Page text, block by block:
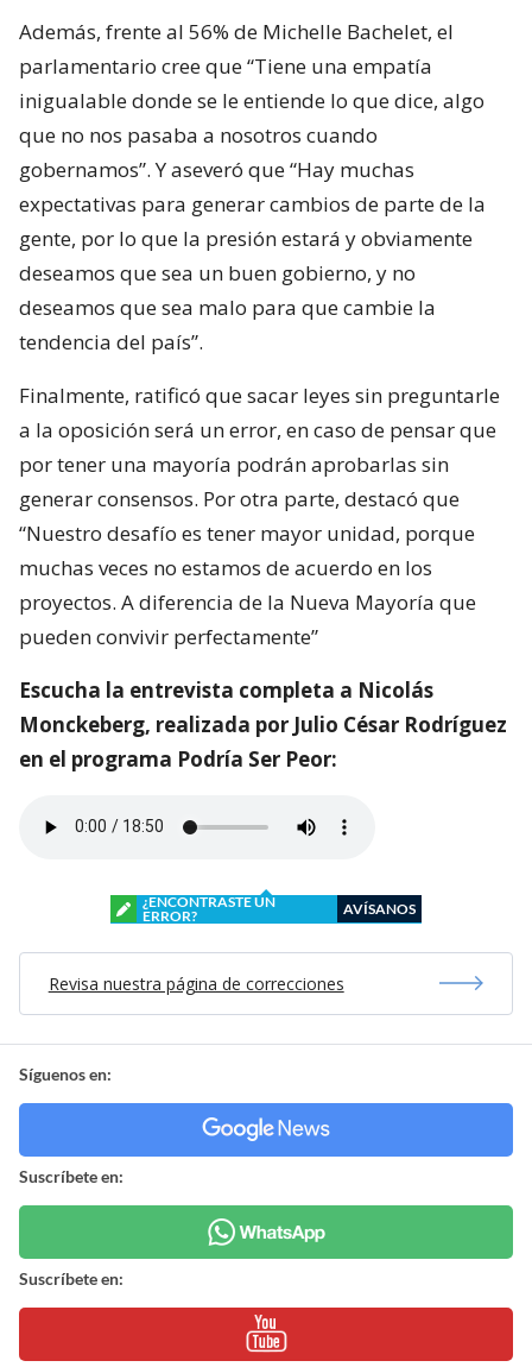
Además, frente al 56% de Michelle Bachelet, el
parlamentario cree que “Tiene una empatía
inigualable donde se le entiende lo que dice, algo
que no nos pasaba a nosotros cuando
gobernamos”. Y aseveró que “Hay muchas
expectativas para generar cambios de parte de la
gente, por lo que la presión estará y obviamente
deseamos que sea un buen gobierno, y no
deseamos que sea malo para que cambie la
tendencia del país”.
Finalmente, ratificó que sacar leyes sin preguntarle
a la oposición será un error, en caso de pensar que
por tener una mayoría podrán aprobarlas sin
generar consensos. Por otra parte, destacó que
“Nuestro desafío es tener mayor unidad, porque
muchas veces no estamos de acuerdo en los
proyectos. A diferencia de la Nueva Mayoría que
pueden convivir perfectamente”
Escucha la entrevista completa a Nicolás
Monckeberg, realizada por Julio César Rodríguez
en el programa Podría Ser Peor:
¿ENCONTRASTE UN
ERROR?
AVÍSANOS
Revisa nuestra página de correcciones
Síguenos en:
Suscríbete en:
Suscríbete en: